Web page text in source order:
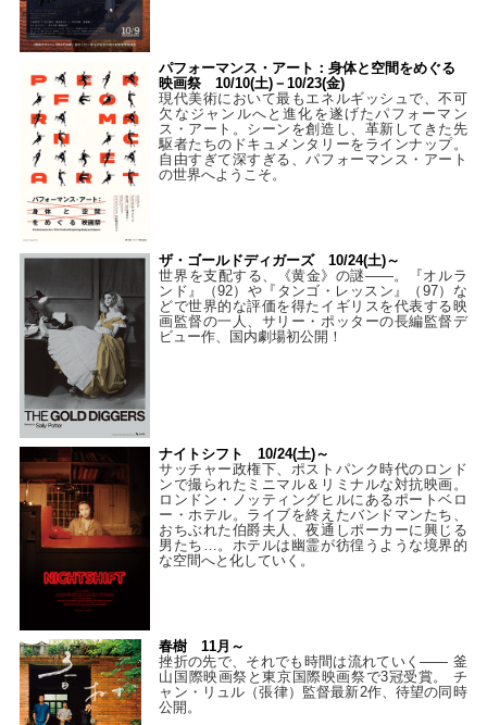
パフォーマンス・アート：身体と空間をめぐる
映画祭 10/10(土)－10/23(金)
現代美術において最もエネルギッシュで、不可
欠なジャンルへと進化を遂げたパフォーマン
ス・アート。シーンを創造し、革新してきた先
駆者たちのドキュメンタリーをラインナップ。
自由すぎて深すぎる、パフォーマンス・アート
の世界へようこそ。
ザ・ゴールドディガーズ 10/24(土)～
世界を支配する、《黄金》の謎――。『オルラ
ンド』（92）や『タンゴ・レッスン』（97）な
どで世界的な評価を得たイギリスを代表する映
画監督の一人、サリー・ポッターの長編監督デ
ビュー作、国内劇場初公開！
ナイトシフト 10/24(土)～
サッチャー政権下、ポストパンク時代のロンド
ンで撮られたミニマル＆リミナルな対抗映画。
ロンドン・ノッティングヒルにあるポートベロ
ー・ホテル。ライブを終えたバンドマンたち、
おちぶれた伯爵夫人、夜通しポーカーに興じる
男たち…。ホテルは幽霊が彷徨うような境界的
な空間へと化していく。
春樹 11月～
挫折の先で、それでも時間は流れていく—— 釜
山国際映画祭と東京国際映画祭で3冠受賞。 チ
ャン・リュル（張律）監督最新2作、待望の同時
公開。